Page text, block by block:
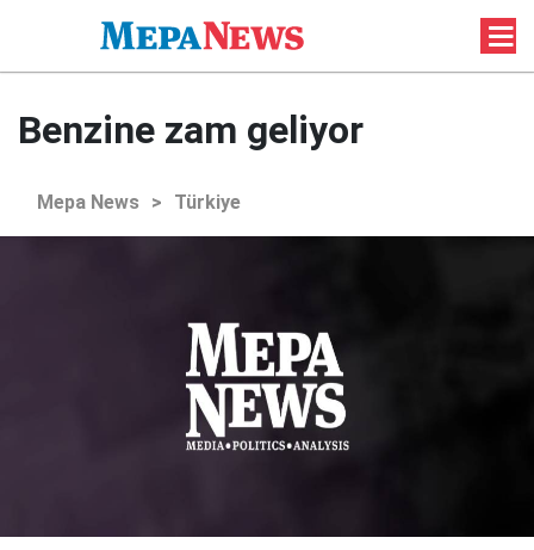
Benzine zam geliyor
Mepa News > Türkiye